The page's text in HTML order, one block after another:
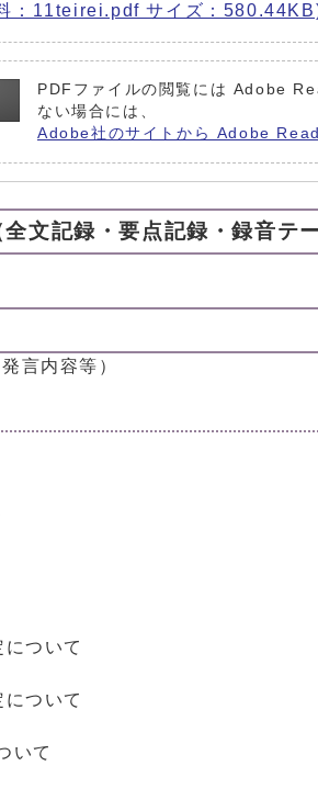
：11teirei.pdf サイズ：
PDFファイルの閲覧には Adobe
ない場合には、
Adobe社のサイトから Adobe
文記録・要点記録・録音テー
言内容等）
ついて
ついて
いて